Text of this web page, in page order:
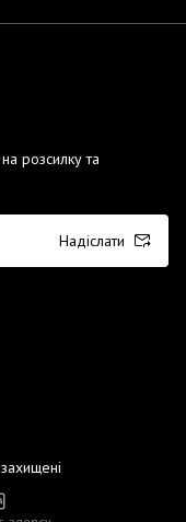
розсилку та
Надіслати